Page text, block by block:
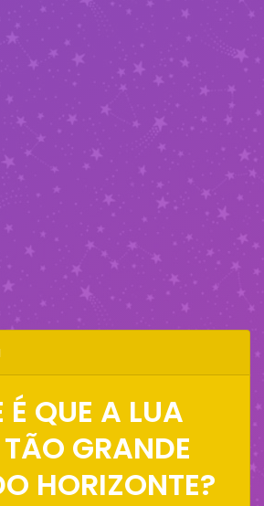
É QUE A LUA
GRANDE
HORIZONTE?